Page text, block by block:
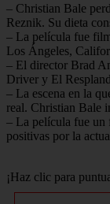
– Christian Bale
Reznik. Su dieta
– La película fue
Los Ángeles,
– El director Brad
Driver y El
– La escena en la
real. Christian Bale
– La película fue un
positivas por la
¡Haz clic para